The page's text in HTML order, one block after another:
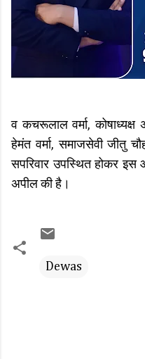
व कचरूलाल वर्मा, कोषाध्यक्ष
हेमंत वर्मा, समाजसेवी जीतु
सपरिवार उपस्थित होकर
अपील की है।
Dewas